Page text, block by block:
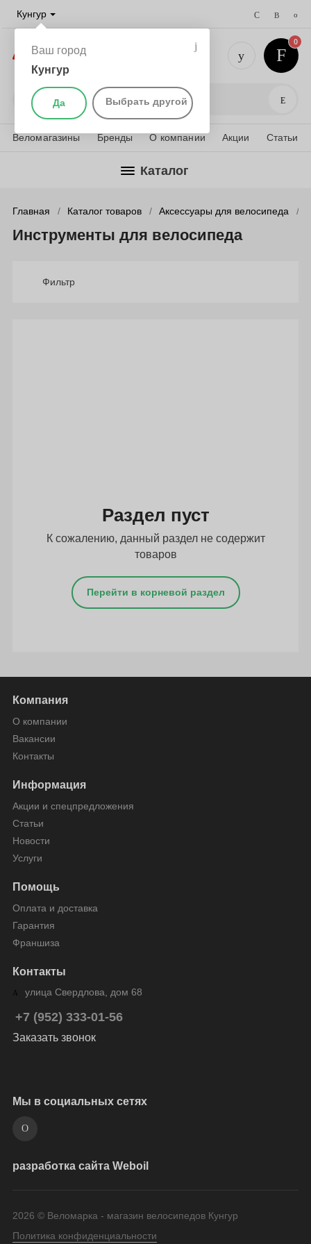
Кунгур
Ваш город
Кунгур
Да Выбрать другой Поиск
+7 (952)
0
Веломагазины Бренды О компании Акции Статьи
Каталог
Главная Каталог товаров Аксессуары для велосипеда
Инструменты для велосипеда
Фильтр
Раздел пуст
К сожалению, данный раздел не содержит
товаров
Перейти в корневой раздел
Компания
О компании
Вакансии
Контакты
Информация
Акции и спецпредложения
Статьи
Новости
Услуги
Помощь
Оплата и доставка
Гарантия
Франшиза
Контакты
улица Свердлова, дом 68
+7 (952) 333-01-56
Заказать звонок
Мы в социальных сетях
разработка сайта Weboil
2026 © Веломарка - магазин велосипедов Кунгур
Политика конфиденциальности